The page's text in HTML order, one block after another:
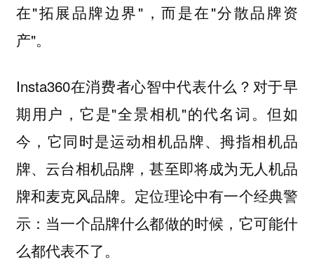
在"拓展品牌边界"，而是在"分散品牌资
产"。
Insta360在消费者心智中代表什么？对于早
期用户，它是"全景相机"的代名词。但如
今，它同时是运动相机品牌、拇指相机品
牌、云台相机品牌，甚至即将成为无人机品
牌和麦克风品牌。定位理论中有一个经典警
示：当一个品牌什么都做的时候，它可能什
么都代表不了。